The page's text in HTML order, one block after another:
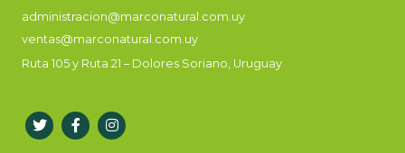
administracion@marconatural.com.uy
ventas@marconatural.com.uy
Ruta 105 y Ruta 21 – Dolores Soriano, Uruguay